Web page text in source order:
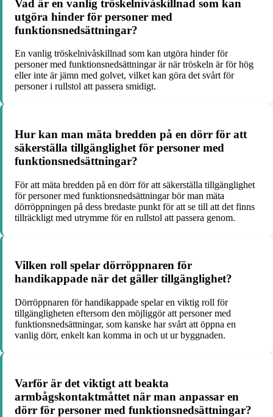
Vad är en vanlig tröskelnivåskillnad som kan
utgöra hinder för personer med
funktionsnedsättningar?
En vanlig tröskelnivåskillnad som kan utgöra hinder för
personer med funktionsnedsättningar är när tröskeln är för hög
eller inte är jämn med golvet, vilket kan göra det svårt för
personer i rullstol att passera smidigt.
Hur kan man mäta bredden på en dörr för att
säkerställa tillgänglighet för personer med
funktionsnedsättningar?
För att mäta bredden på en dörr för att säkerställa tillgänglighet
för personer med funktionsnedsättningar bör man mäta
dörröppningen på dess bredaste punkt för att se till att det finns
tillräckligt med utrymme för en rullstol att passera genom.
Vilken roll spelar dörröppnaren för
handikappade när det gäller tillgänglighet?
Dörröppnaren för handikappade spelar en viktig roll för
tillgängligheten eftersom den möjliggör att personer med
funktionsnedsättningar, som kanske har svårt att öppna en
vanlig dörr, enkelt kan komma in och ut ur byggnaden.
Varför är det viktigt att beakta
armbågskontaktmåttet när man anpassar en
dörr för personer med funktionsnedsättningar?